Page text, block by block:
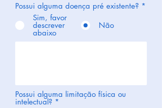
Possui alguma doença pré existente? *
Sim, favor
descrever
abaixo
Não
Possui alguma limitação física ou
intelectual? *